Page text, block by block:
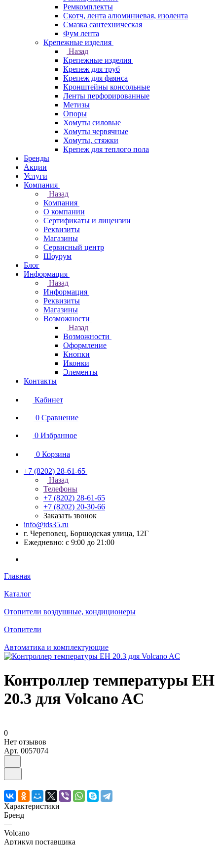
Ремкомплекты
Скотч, лента алюминиевая, изолента
Смазка сантехническая
Фум лента
Крепежные изделия
Назад
Крепежные изделия
Крепеж для труб
Крепеж для фаянса
Кронштейны консольные
Ленты перфорированные
Метизы
Опоры
Хомуты силовые
Хомуты червячные
Хомуты, стяжки
Крепеж для теплого пола
Бренды
Акции
Услуги
Компания
Назад
Компания
О компании
Сертификаты и лицензии
Реквизиты
Магазины
Сервисный центр
Шоурум
Блог
Информация
Назад
Информация
Реквизиты
Магазины
Возможности
Назад
Возможности
Оформление
Кнопки
Иконки
Элементы
Контакты
Кабинет
0 Сравнение
0 Избранное
0 Корзина
+7 (8202) 28‑61-65
Назад
Телефоны
+7 (8202) 28‑61-65
+7 (8202) 20‑30-66
Заказать звонок
info@tds35.ru
г. Череповец, Боршодская улица, 12Г
Ежедневно: с 9:00 до 21:00
Главная
Каталог
Отопители воздушные, кондиционеры
Отопители
Автоматика и комплектующие
Контроллер температуры EH
20.3 для Volcano AC
0
Нет отзывов
Арт. 0057074
Характеристики
Бренд
—
Volcano
Артикул поставщика